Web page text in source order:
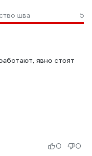
шва
5
явно стоят
0 0